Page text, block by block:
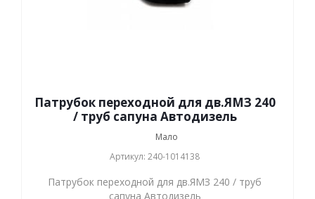
Патрубок переходной для дв.ЯМЗ 240
/ труб сапуна Автодизель
Мало
Артикул: 240-1014138
Патрубок переходной для дв.ЯМЗ 240 / труб
сапуна Автодизель